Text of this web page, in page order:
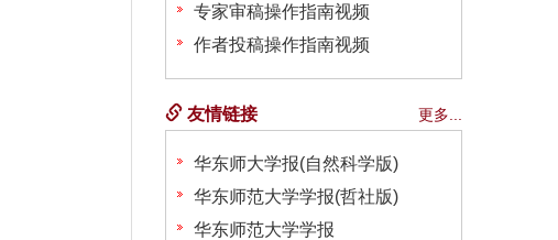
专家审稿操作指南视频
作者投稿操作指南视频
友情链接 更多...
华东师大学报(自然科学版)
华东师范大学学报(哲社版)
华东师范大学学报